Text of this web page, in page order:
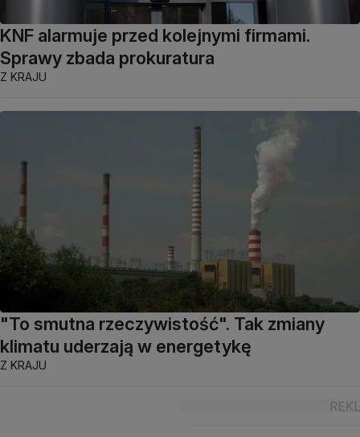
KNF alarmuje przed kolejnymi firmami.
Sprawy zbada prokuratura
Z KRAJU
"To smutna rzeczywistość". Tak zmiany
klimatu uderzają w energetykę
Z KRAJU